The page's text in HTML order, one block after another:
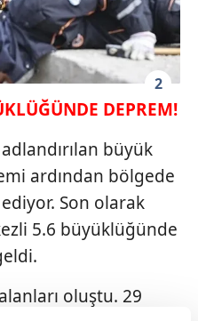
2
DEPREM!
büyük
ardından bölgede
Son olarak
5.6 büyüklüğünde
oluştu. 29